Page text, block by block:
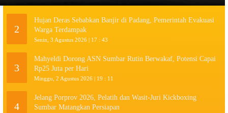
2
Hujan Deras Sebabkan Banjir di Padang, Pemerintah Evakuasi
Warga Terdampak
Senin, 3 Agustus 2026 | 17 : 43
3
Mahyeldi Dorong ASN Sumbar Rutin Berwakaf, Potensi Capai
Rp25 Juta per Hari
Minggu, 2 Agustus 2026 | 19 : 11
4
Jelang Porprov 2026, Pelatih dan Wasit-Juri Kickboxing
Sumbar Matangkan Persiapan